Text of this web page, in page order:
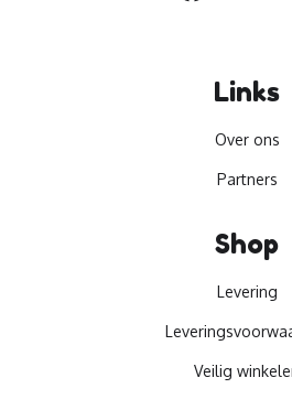
Links
Over ons
Partners
Shop
Levering
Veilig